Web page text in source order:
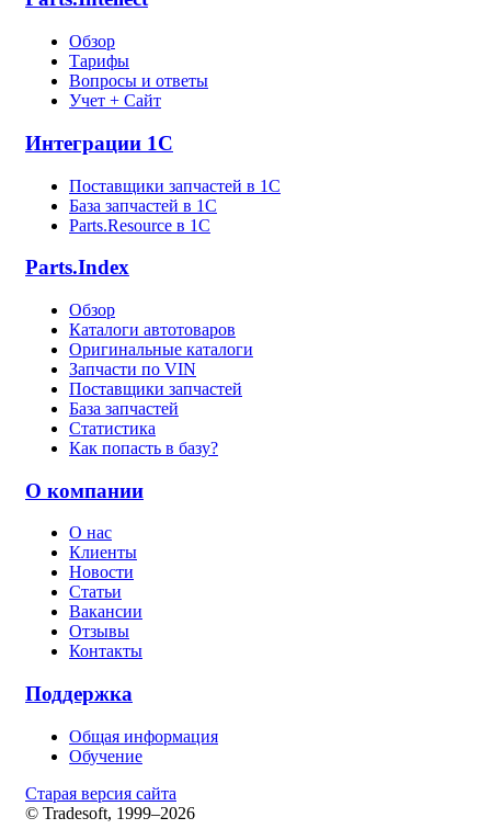
Обзор
Тарифы
Вопросы и ответы
Учет + Сайт
Интеграции 1С
Поставщики запчастей в 1C
База запчастей в 1С
Parts.Resource в 1C
Parts.Index
Обзор
Каталоги автотоваров
Оригинальные каталоги
Запчасти по VIN
Поставщики запчастей
База запчастей
Статистика
Как попасть в базу?
О компании
О нас
Клиенты
Новости
Статьи
Вакансии
Отзывы
Контакты
Поддержка
Общая информация
Обучение
Старая версия сайта
© Tradesoft, 1999–2026